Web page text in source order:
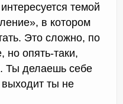
темой
в котором
Это сложно, по
но опять-таки,
Ты делаешь себе
выходит ты не